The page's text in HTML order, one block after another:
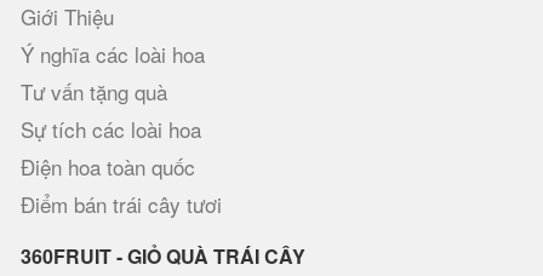
Giới Thiệu
Ý nghĩa các loài hoa
Tư vấn tặng quà
Sự tích các loài hoa
Điện hoa toàn quốc
Điểm bán trái cây tươi
360FRUIT - GIỎ QUÀ TRÁI CÂY